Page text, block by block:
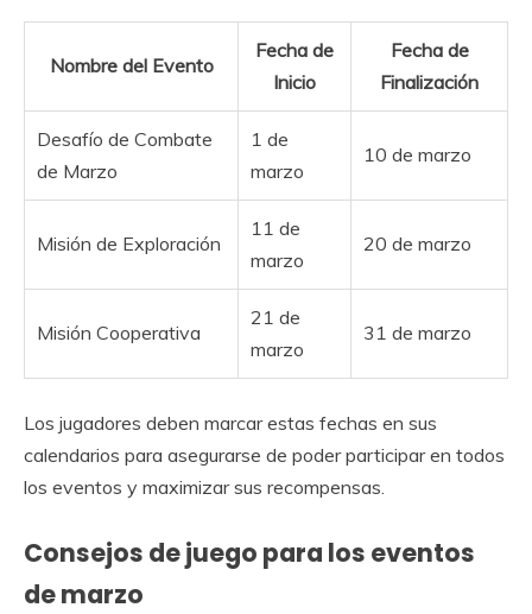
Nombre del Evento
Fecha de
Inicio
Fecha de
Finalización
Desafío de Combate
de Marzo
1 de
marzo
10 de marzo
Misión de Exploración
11 de
marzo
20 de marzo
Misión Cooperativa
21 de
marzo
31 de marzo
Los jugadores deben marcar estas fechas en sus
calendarios para asegurarse de poder participar en todos
los eventos y maximizar sus recompensas.
Consejos de juego para los eventos
de marzo